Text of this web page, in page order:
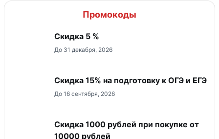
Промокоды
Скидка 5 %
До 31 декабря, 2026
Скидка 15% на подготовку к ОГЭ и ЕГЭ
До 16 сентября, 2026
Скидка 1000 рублей при покупке от
10000 рублей